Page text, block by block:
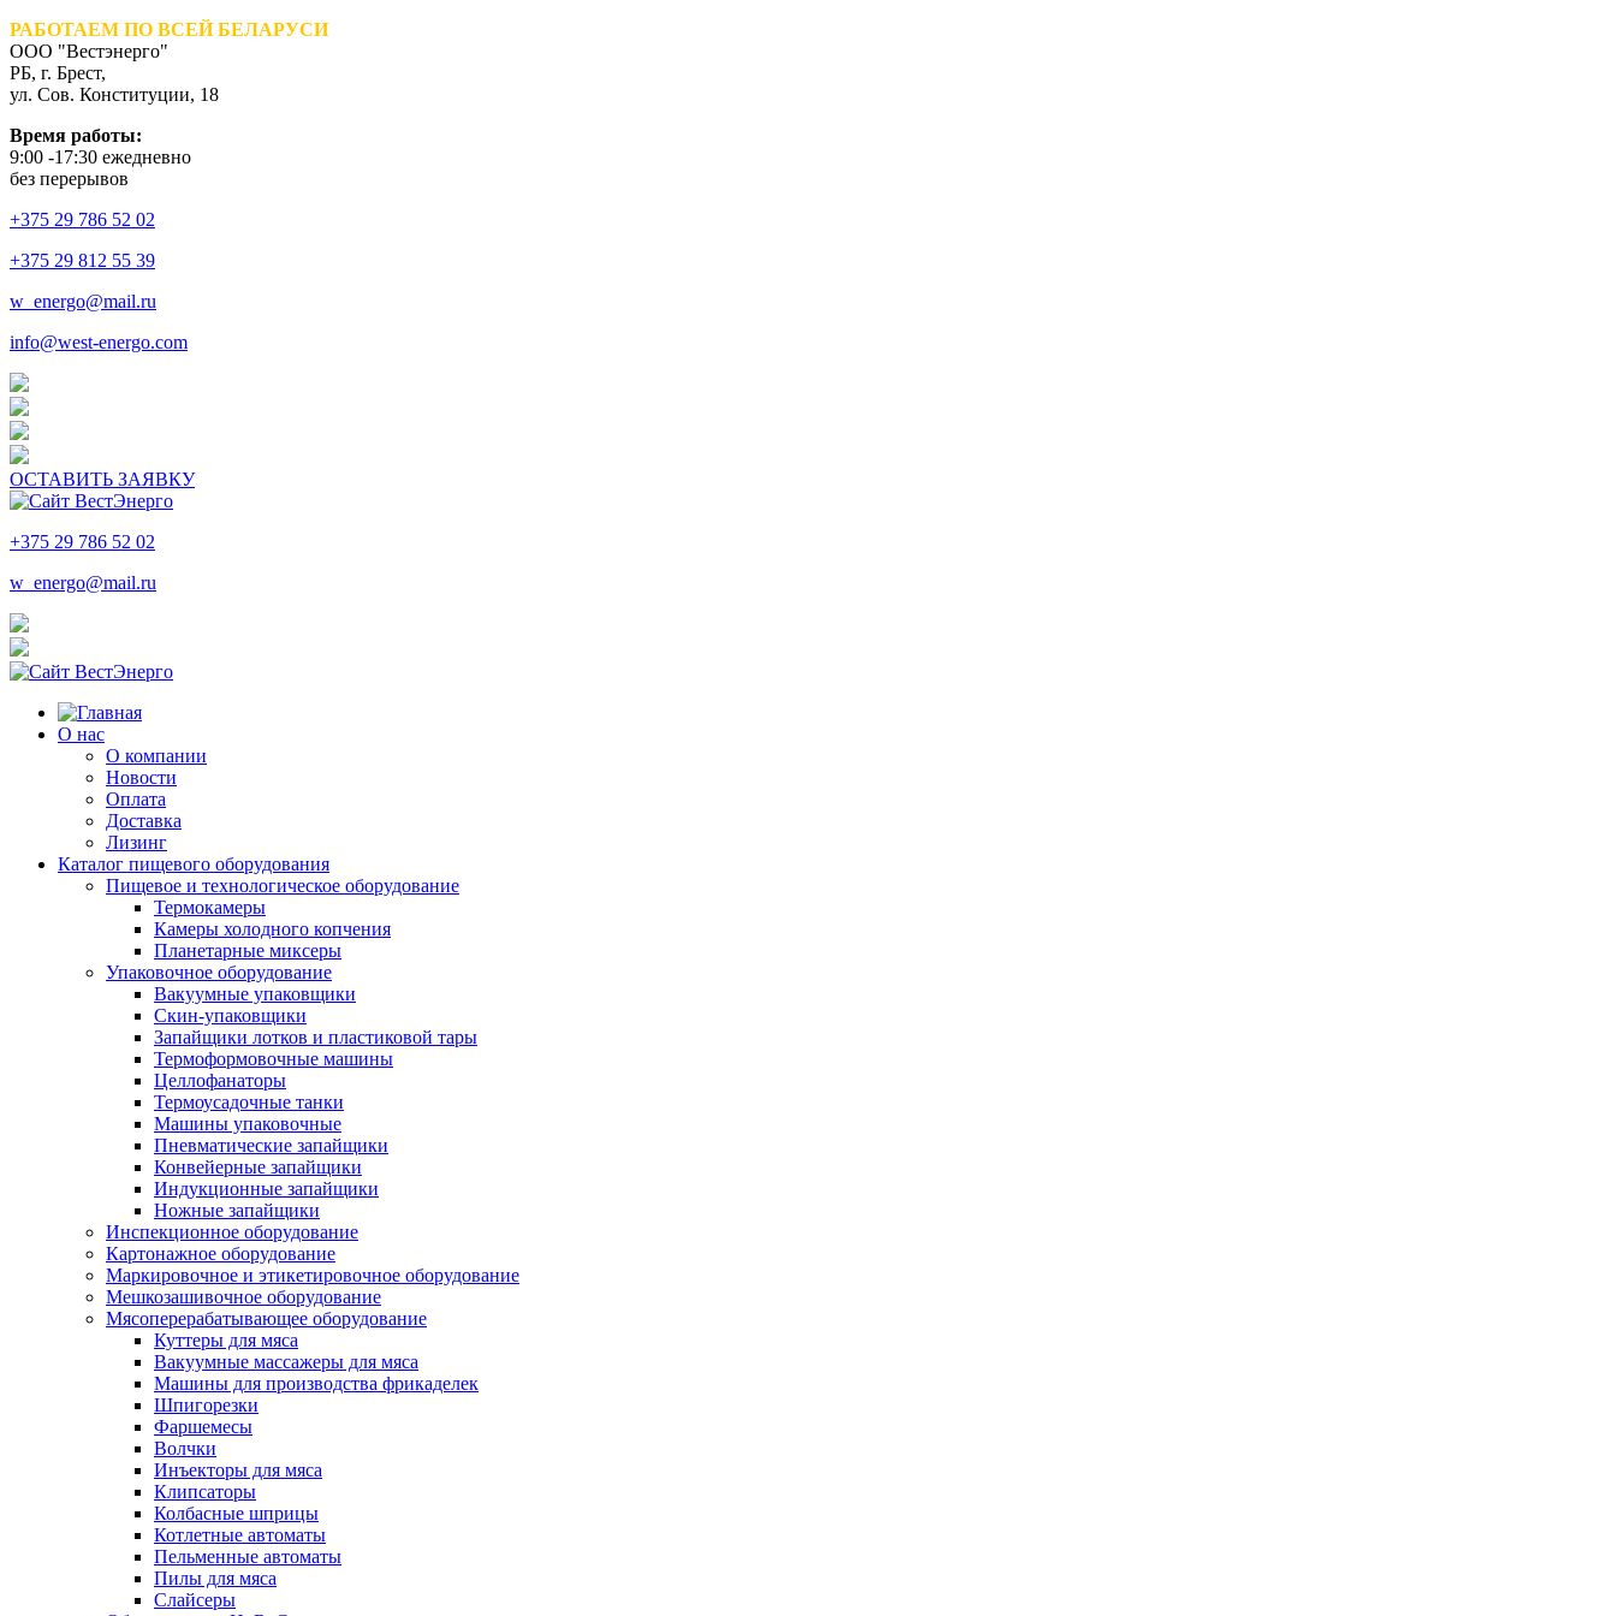
РАБОТАЕМ ПО ВСЕЙ БЕЛАРУСИ
ООО "Вестэнерго"
РБ, г. Брест,
ул. Сов. Конституции, 18
Время работы:
9:00 -17:30 ежедневно
без перерывов
+375 29 786 52 02
+375 29 812 55 39
w_energo@mail.ru
info@west-energo.com
ОСТАВИТЬ ЗАЯВКУ
+375 29 786 52 02
w_energo@mail.ru
О нас
О компании
Новости
Оплата
Доставка
Лизинг
Каталог пищевого оборудования
Пищевое и технологическое оборудование
Термокамеры
Камеры холодного копчения
Планетарные миксеры
Упаковочное оборудование
Вакуумные упаковщики
Скин-упаковщики
Запайщики лотков и пластиковой тары
Термоформовочные машины
Целлофанаторы
Термоусадочные танки
Машины упаковочные
Пневматические запайщики
Конвейерные запайщики
Индукционные запайщики
Ножные запайщики
Инспекционное оборудование
Картонажное оборудование
Маркировочное и этикетировочное оборудование
Мешкозашивочное оборудование
Мясоперерабатывающее оборудование
Куттеры для мяса
Вакуумные массажеры для мяса
Машины для производства фрикаделек
Шпигорезки
Фаршемесы
Волчки
Инъекторы для мяса
Клипсаторы
Колбасные шприцы
Котлетные автоматы
Пельменные автоматы
Пилы для мяса
Слайсеры